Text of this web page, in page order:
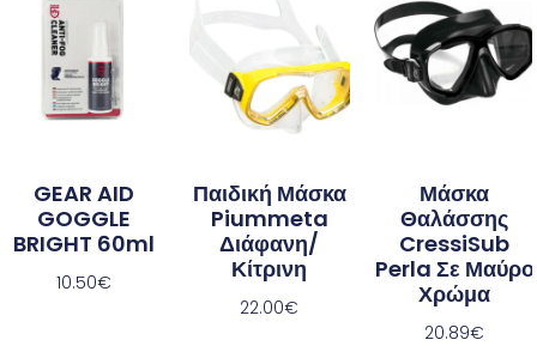
GEAR AID
GOGGLE
BRIGHT 60ml
10.50€
Παιδική Μάσκα
Piummeta
Διάφανη/
Κίτρινη
22.00€
Μάσκα
Θαλάσσης
CressiSub
Perla Σε Μαύρο
Χρώμα
20.89€